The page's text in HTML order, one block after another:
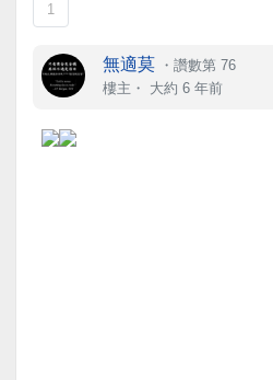
1
無適莫 ・讚數第 76
樓主 ・ 大約 6 年前